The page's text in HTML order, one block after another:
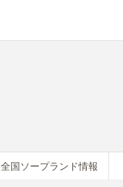
全国ソープランド情報